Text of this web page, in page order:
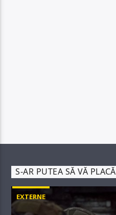
S-AR PUTEA SĂ VĂ PLACĂ
EXTERNE